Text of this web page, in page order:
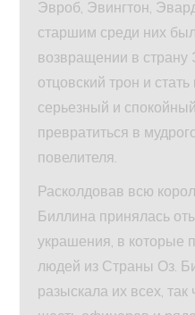
Эвроб, Эвингтон,
старшим среди них
возвращении в
отцовский трон и
серьезный и
превратиться в
повелителя.
Расколдовав всю
Биллина принялась
украшения, в которые
людей из Страны Оз.
разыскала их всех,